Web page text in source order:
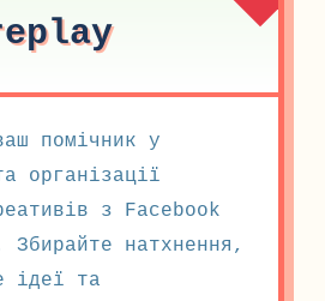
помічник у
організації
з Facebook
натхнення,
ідеї та